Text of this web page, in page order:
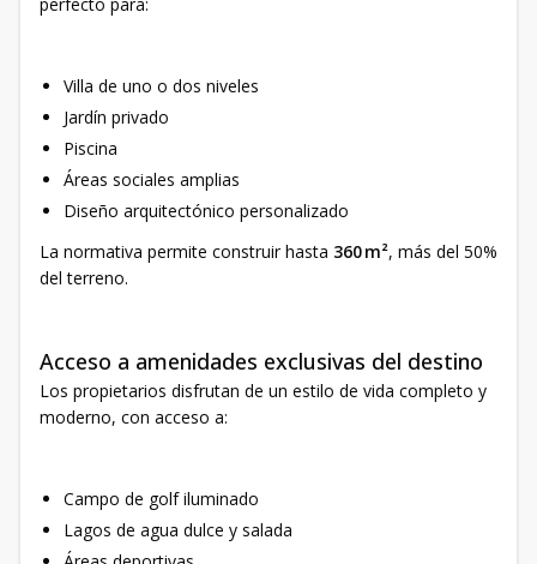
Villa de uno o dos niveles
Jardín privado
Piscina
Áreas sociales amplias
Diseño arquitectónico personalizado
La normativa permite construir hasta 360 m², más del 50%
del terreno.
Acceso a amenidades exclusivas del destino
Los propietarios disfrutan de un estilo de vida completo y
moderno, con acceso a:
Campo de golf iluminado
Lagos de agua dulce y salada